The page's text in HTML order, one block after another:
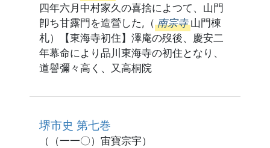
四年六月中村家久の喜捨によつて、山門
卽ち甘露門を造營した,（ 南宗寺 山門棟
札）【東海寺初住】澤庵の歿後、慶安二
年幕命により品川東海寺の初住となり、
道譽彌々高く、又高桐院
堺市史 第七巻
（（一一〇）宙寶宗宇）